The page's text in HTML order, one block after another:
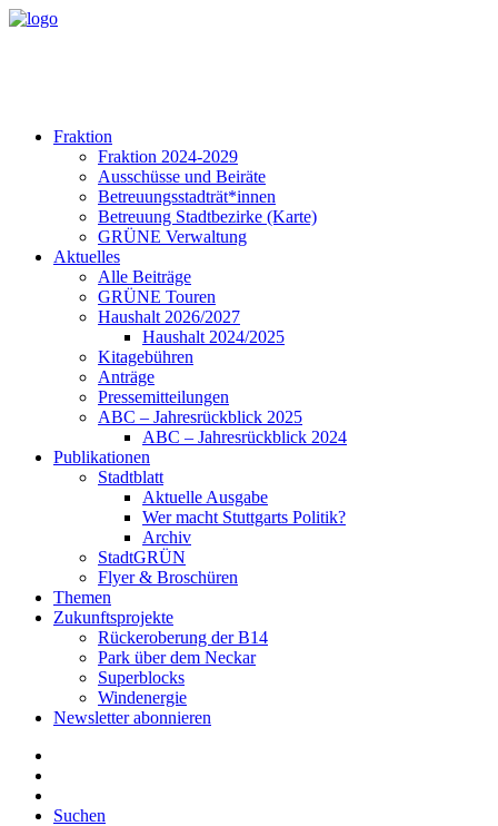
Fraktion
Fraktion 2024-2029
Ausschüsse und Beiräte
Betreuungsstadträt*innen
Betreuung Stadtbezirke (Karte)
GRÜNE Verwaltung
Aktuelles
Alle Beiträge
GRÜNE Touren
Haushalt 2026/2027
Haushalt 2024/2025
Kitagebühren
Anträge
Pressemitteilungen
ABC – Jahresrückblick 2025
ABC – Jahresrückblick 2024
Publikationen
Stadtblatt
Aktuelle Ausgabe
Wer macht Stuttgarts Politik?
Archiv
StadtGRÜN
Flyer & Broschüren
Themen
Zukunftsprojekte
Rückeroberung der B14
Park über dem Neckar
Superblocks
Windenergie
Newsletter abonnieren
Suchen